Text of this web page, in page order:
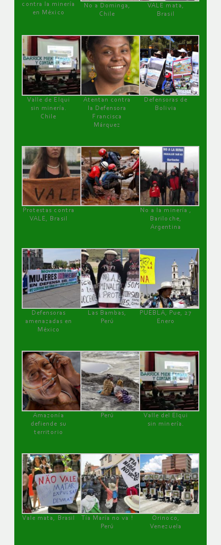
contra la minería
en México
No a Dominga,
Chile
VALE mata,
Brasil
Valle de Elqui
sin minería.
Chile
Atentan contra
la Defensora
Francisca
Márquez
Defensoras de
Bolivia
Protestas contra
VALE, Brasil
No a la minería ,
Bariloche,
Argentina
Defensoras
amenazadas en
México
Las Bambas,
Perú
PUEBLA, Pue, 27
Enero
Amazonía
defiende su
territorio
Perú
Valle del Elqui
sin minería.
Vale mata, Brasil
Tía María no va !
Perú
Orinoco,
Venezuela